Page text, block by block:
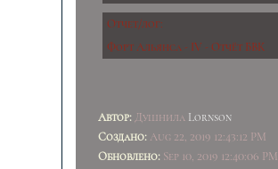
Отчет/лог:
Форт Альянса - IV - Отчёт БВК
Автор: Душнила Lornson
Создано: Aug 22, 2019 12:43:12 PM
Обновлено: Sep 10, 2019 12:40:06 PM